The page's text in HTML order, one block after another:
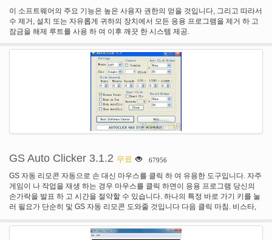
이 소프트웨어의 주요 기능은 높은 사용자 권한의 얻을 것입니다, 그리고 따라서
수 제거, 설치 또는 자유롭게 귀하의 장치에서 모든 응용 프로그램을 제거 하 고
잠금을 해제 루트를 사용 하 여 이후 깨끗 한 시스템 제공.
GS Auto Clicker 3.1.2 무료 67956
GS 자동 리모콘 자동으로 손 대신 마우스를 클릭 하 여 유용한 도구입니다. 자주
게임이 나 작업을 재생 하는 경우 마우스를 클릭 하면이 응용 프로그램 당신의
손가락을 발표 하 고 시간을 절약할 수 있습니다. 하나의 특정 바로 가기 키를 눌
러 필요가 단순히 및 GS 자동 리모콘 도와줄 것입니다 다음 클릭 마침. 비스타,